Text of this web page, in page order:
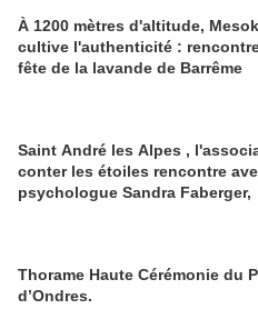
À 1200 mètres d'altitude,
cultive l'authenticité :
fête de la lavande de Barrême
Saint André les Alpes ,
conter les étoiles rencontre
psychologue Sandra Faberger,
Thorame Haute Cérémonie du
d’Ondres.